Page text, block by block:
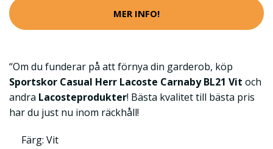
MER INFO!
“Om du funderar på att förnya din garderob, köp
Sportskor Casual Herr Lacoste Carnaby BL21 Vit och
andra Lacosteprodukter! Bästa kvalitet till bästa pris
har du just nu inom räckhåll!
Färg: Vit